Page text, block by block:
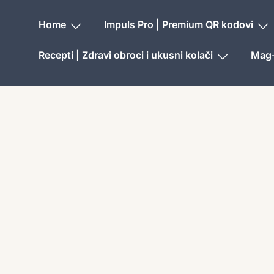
Home Impuls Pro | Premium QR kodovi
Recepti | Zdravi obroci i ukusni kolači